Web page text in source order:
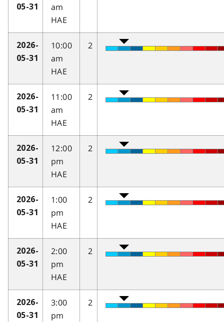
05-31
am
HAE
2026-
05-31
10:00
am
HAE
2
2026-
05-31
11:00
am
HAE
2
2026-
05-31
12:00
pm
HAE
2
2026-
05-31
1:00
pm
HAE
2
2026-
05-31
2:00
pm
HAE
2
2026-
05-31
3:00
pm
2